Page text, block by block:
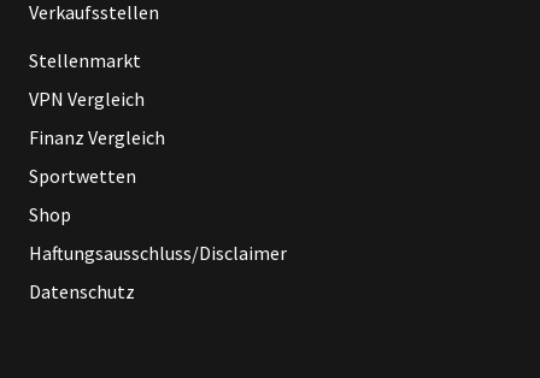
Verkaufsstellen
Stellenmarkt
VPN Vergleich
Finanz Vergleich
Sportwetten
Shop
Haftungsausschluss/Disclaimer
Datenschutz